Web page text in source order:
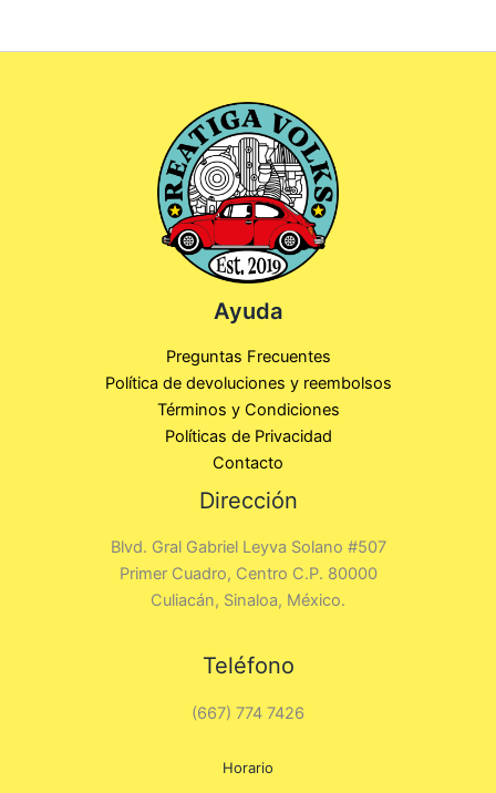
Ayuda
Preguntas Frecuentes
Política de devoluciones y reembolsos
Términos y Condiciones
Políticas de Privacidad
Contacto
Dirección
Blvd. Gral Gabriel Leyva Solano #507
Primer Cuadro, Centro C.P. 80000
Culiacán, Sinaloa, México.
Teléfono
(667) 774 7426
Horario